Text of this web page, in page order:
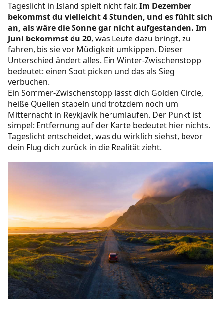
Tageslicht in Island spielt nicht fair. Im Dezember
bekommst du vielleicht 4 Stunden, und es fühlt sich
an, als wäre die Sonne gar nicht aufgestanden. Im
Juni bekommst du 20, was Leute dazu bringt, zu
fahren, bis sie vor Müdigkeit umkippen. Dieser
Unterschied ändert alles. Ein Winter-Zwischenstopp
bedeutet: einen Spot picken und das als Sieg
verbuchen.
Ein Sommer-Zwischenstopp lässt dich Golden Circle,
heiße Quellen stapeln und trotzdem noch um
Mitternacht in Reykjavík herumlaufen. Der Punkt ist
simpel: Entfernung auf der Karte bedeutet hier nichts.
Tageslicht entscheidet, was du wirklich siehst, bevor
dein Flug dich zurück in die Realität zieht.